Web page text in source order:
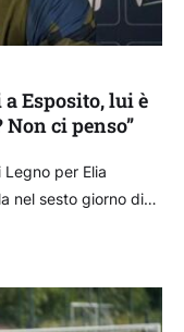
Esposito, lui è
ci penso”
per Elia
nel sesto giorno di